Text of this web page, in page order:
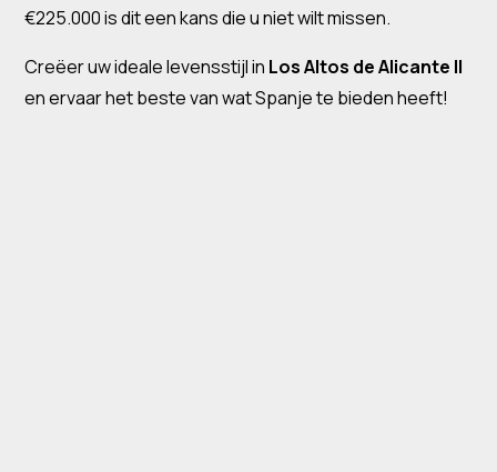
€225.000 is dit een kans die u niet wilt missen.
Creëer uw ideale levensstijl in Los Altos de Alicante II
en ervaar het beste van wat Spanje te bieden heeft!